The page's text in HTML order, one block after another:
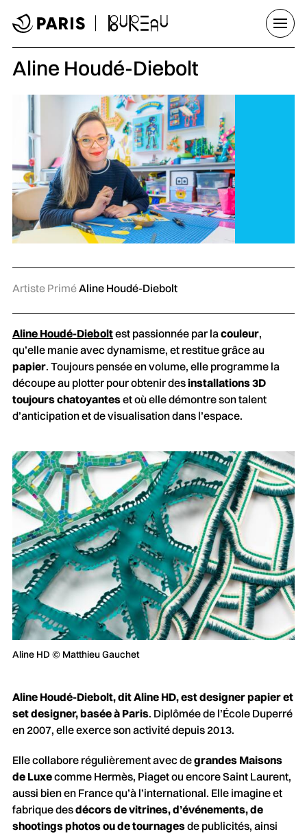
Aline Houdé-Diebolt
Artiste PriméAline Houdé-Diebolt
Aline Houdé-Dieboltest passionnée par lacouleur,
qu’elle manie avec dynamisme, et restitue grâce au
papier. Toujours pensée en volume, elle programme la
découpe au plotter pour obtenir desinstallations 3D
toujours chatoyanteset où elle démontre son talent
d’anticipation et de visualisation dans l’espace.
Aline HD © Matthieu Gauchet
Aline Houdé-Diebolt, dit Aline HD, est designer papier et
set designer, basée à Paris. Diplômée de l’École Duperré
en 2007, elle exerce son activité depuis 2013.
Elle collabore régulièrement avec degrandes Maisons
de Luxecomme Hermès, Piaget ou encore Saint Laurent,
aussi bien en France qu’à l’international. Elle imagine et
fabrique desdécors de vitrines, d’événements, de
shootings photos ou de tournagesde publicités, ainsi